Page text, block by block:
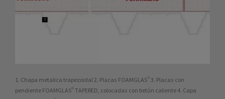
1. Chapa metalica trapezoidal 2. Placas FOAMGLAS® 3. Placas con
pendiente FOAMGLAS® TAPERED, colocadas con betún caliente 4. Capa